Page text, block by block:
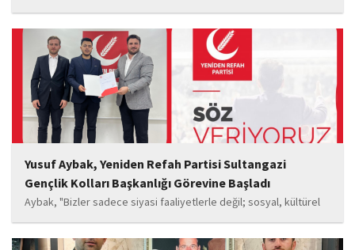
Esma Kıyanç, Ayşe Aktaş, Berna Kıyanç, Gökay Alpaslan Şahin,
Sema Yaldıran, Sıla Altıntaş, İsmail Akkoç, Celal Acar ve çocuk
oyuncu Görkem Akyol...
Yusuf Aybak, Yeniden Refah Partisi Sultangazi
Gençlik Kolları Başkanlığı Görevine Başladı
Aybak, "Bizler sadece siyasi faaliyetlerle değil; sosyal, kültürel
ve manevi değerleri güçlendiren çalışmalarla da gençlerimizin
yanında olacağız. Sultangazi'de birlik ve beraberlik ruhunu daha